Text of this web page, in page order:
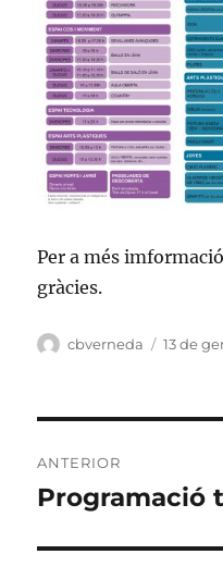
Per a més
gràcies.
Autor
cbverneda
Publicat
13 de
d'entrades
ANTERIOR
Entrada
Programació